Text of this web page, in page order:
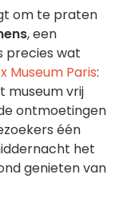
om te praten
, een
precies wat
Museum Paris:
museum vrij
ontmoetingen
één
het
genieten van